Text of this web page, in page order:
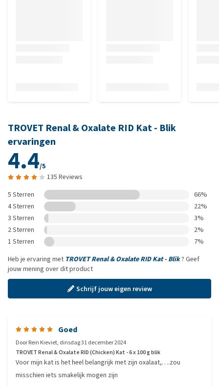
TROVET Renal & Oxalate RID Kat - Blik
ervaringen
4.4/5
135 Reviews
5 Sterren
66%
4 Sterren
22%
3 Sterren
3%
2 Sterren
2%
1 Sterren
7%
Heb je ervaring met TROVET Renal & Oxalate RID Kat - Blik? Geef
jouw mening over dit product
Schrijf jouw eigen review
Goed
DoorRein Kieviet, dinsdag 31 december 2024
TROVET Renal & Oxalate RID (Chicken) Kat - 6 x 100 g blik
Voor mijn kat is het heel belangrijk met zijn oxalaat,….zou
misschien iets smakelijk mogen zijn